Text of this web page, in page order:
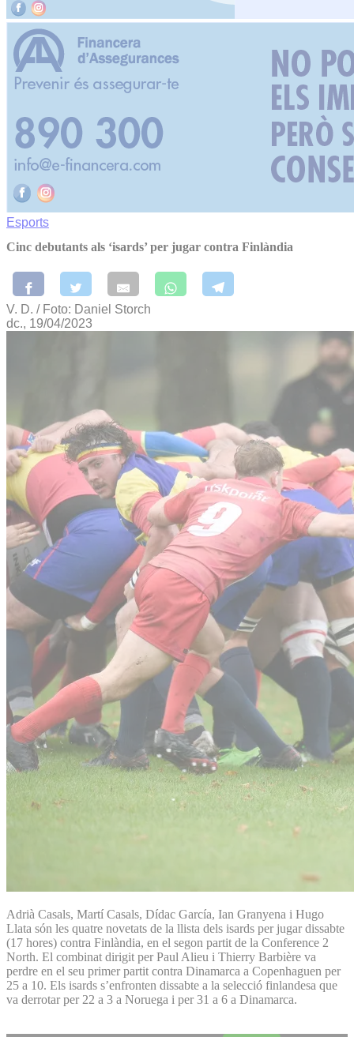
Esports
Cinc debutants als ‘isards’ per jugar contra Finlàndia
V. D. / Foto: Daniel Storch
dc., 19/04/2023
Adrià Casals, Martí Casals, Dídac García, Ian Granyena i Hugo
Llata són les quatre novetats de la llista dels isards per jugar dissabte
(17 hores) contra Finlàndia, en el segon partit de la Conference 2
North. El combinat dirigit per Paul Alieu i Thierry Barbière va
perdre en el seu primer partit contra Dinamarca a Copenhaguen per
25 a 10. Els isards s’enfronten dissabte a la selecció finlandesa que
va derrotar per 22 a 3 a Noruega i per 31 a 6 a Dinamarca.